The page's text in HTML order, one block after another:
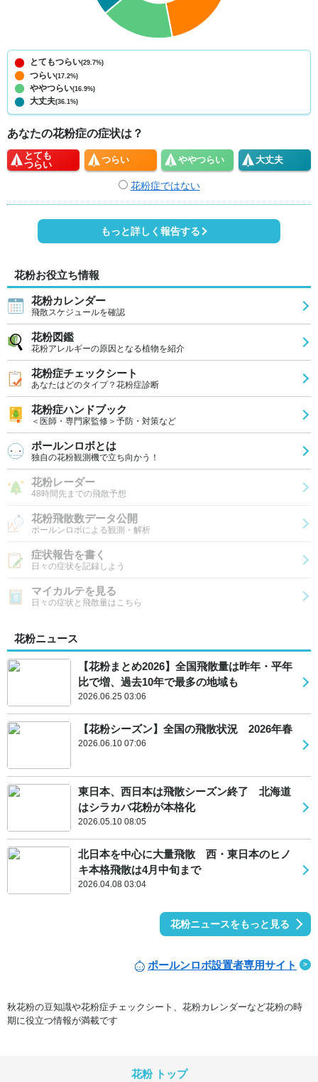
とてもつらい(29.7%)
つらい(17.2%)
ややつらい(16.9%)
大丈夫(36.1%)
あなたの花粉症の症状は？
とても
つらい
つらい ややつらい 大丈夫
花粉症ではない
もっと詳しく報告する
花粉お役立ち情報
花粉カレンダー
飛散スケジュールを確認
花粉図鑑
花粉アレルギーの原因となる植物を紹介
花粉症チェックシート
あなたはどのタイプ？花粉症診断
花粉症ハンドブック
＜医師・専門家監修＞予防・対策など
ポールンロボとは
独自の花粉観測機で立ち向かう！
花粉レーダー
48時間先までの飛散予想
花粉飛散数データ公開
ポールンロボによる観測・解析
症状報告を書く
日々の症状を記録しよう
マイカルテを見る
日々の症状と飛散量はこちら
花粉ニュース
【花粉まとめ2026】全国飛散量は昨年・平年
比で増、過去10年で最多の地域も
2026.06.25 03:06
【花粉シーズン】全国の飛散状況 2026年春
2026.06.10 07:06
東日本、西日本は飛散シーズン終了 北海道
はシラカバ花粉が本格化
2026.05.10 08:05
北日本を中心に大量飛散 西・東日本のヒノ
キ本格飛散は4月中旬まで
2026.04.08 03:04
花粉ニュースをもっと見る
ポールンロボ設置者専用サイト
秋花粉の豆知識や花粉症チェックシート、花粉カレンダーなど花粉の時
期に役立つ情報が満載です
花粉 トップ